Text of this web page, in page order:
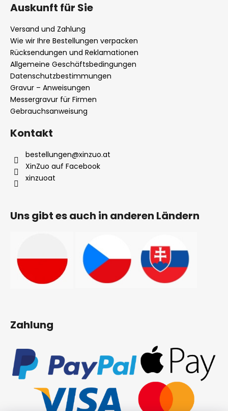
Auskunft für Sie
Versand und Zahlung
Wie wir Ihre Bestellungen verpacken
Rücksendungen und Reklamationen
Allgemeine Geschäftsbedingungen
Datenschutzbestimmungen
Gravur – Anweisungen
Messergravur für Firmen
Gebrauchsanweisung
Kontakt
bestellungen@xinzuo.at
XinZuo auf Facebook
xinzuoat
Uns gibt es auch in anderen Ländern
Zahlung